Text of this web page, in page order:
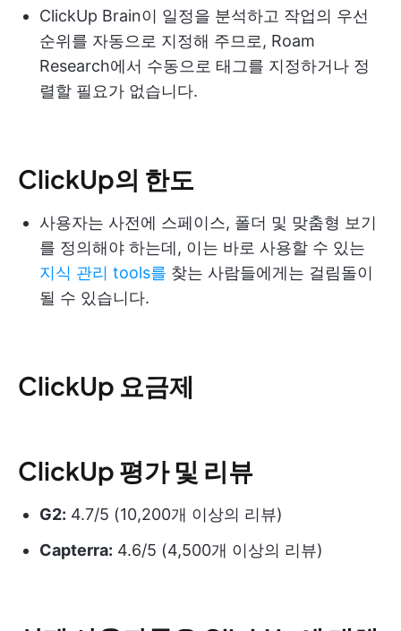
ClickUp Brain이 일정을 분석하고 작업의 우선
순위를 자동으로 지정해 주므로, Roam
Research에서 수동으로 태그를 지정하거나 정
렬할 필요가 없습니다.
ClickUp의 한도
사용자는 사전에 스페이스, 폴더 및 맞춤형 보기
를 정의해야 하는데, 이는 바로 사용할 수 있는
지식 관리 tools를 찾는 사람들에게는 걸림돌이
될 수 있습니다.
ClickUp 요금제
ClickUp 평가 및 리뷰
G2: 4.7/5 (10,200개 이상의 리뷰)
Capterra: 4.6/5 (4,500개 이상의 리뷰)